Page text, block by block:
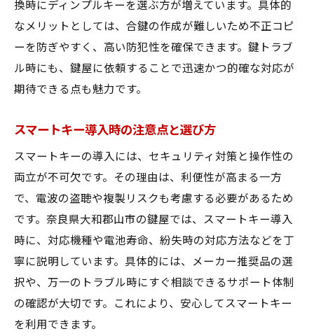
換時にディンプルキーを選ぶ方が増えています。具体的
なメリットとしては、合鍵の作成が難しいため不正コピ
ーを防ぎやすく、高い防犯性を確保できます。鍵トラブ
ル時にも、鍵屋に依頼することで迅速かつ的確な対応が
期待できる点も魅力です。
スマートキー導入時の注意点と選び方
スマートキーの導入には、セキュリティ対策と操作性の
両立が不可欠です。その理由は、利便性が高まる一方
で、電波の盗聴や複製リスクも考慮する必要があるため
です。奈良県大和郡山市の鍵屋では、スマートキー導入
時に、対応機種や電池寿命、紛失時の対応方法などを丁
寧に説明しています。具体的には、メーカー推奨品の選
択や、万一のトラブル時にすぐ相談できるサポート体制
の確認が大切です。これにより、安心してスマートキー
を利用できます。